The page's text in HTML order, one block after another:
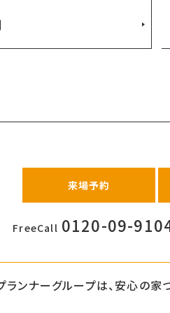
来場予約
FreeCall 0120-09-
ランナーグループは、安心の家